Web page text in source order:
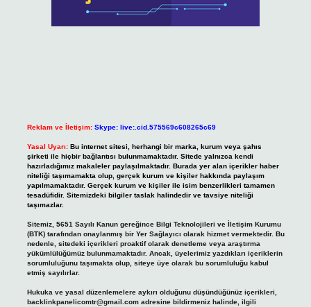
Reklam ve İletişim: Skype: live:.cid.575569c608265c69
Yasal Uyarı: Bu internet sitesi, herhangi bir marka, kurum veya şahıs
şirketi ile hiçbir bağlantısı bulunmamaktadır. Sitede yalnızca kendi
hazırladığımız makaleler paylaşılmaktadır. Burada yer alan içerikler haber
niteliği taşımamakta olup, gerçek kurum ve kişiler hakkında paylaşım
yapılmamaktadır. Gerçek kurum ve kişiler ile isim benzerlikleri tamamen
tesadüfidir. Sitemizdeki bilgiler taslak halindedir ve tavsiye niteliği
taşımazlar.
Sitemiz, 5651 Sayılı Kanun gereğince Bilgi Teknolojileri ve İletişim Kurumu
(BTK) tarafından onaylanmış bir Yer Sağlayıcı olarak hizmet vermektedir. Bu
nedenle, sitedeki içerikleri proaktif olarak denetleme veya araştırma
yükümlülüğümüz bulunmamaktadır. Ancak, üyelerimiz yazdıkları içeriklerin
sorumluluğunu taşımakta olup, siteye üye olarak bu sorumluluğu kabul
etmiş sayılırlar.
Hukuka ve yasal düzenlemelere aykırı olduğunu düşündüğünüz içerikleri,
backlinkpanelicomtr@gmail.comadresine bildirmeniz halinde, ilgili